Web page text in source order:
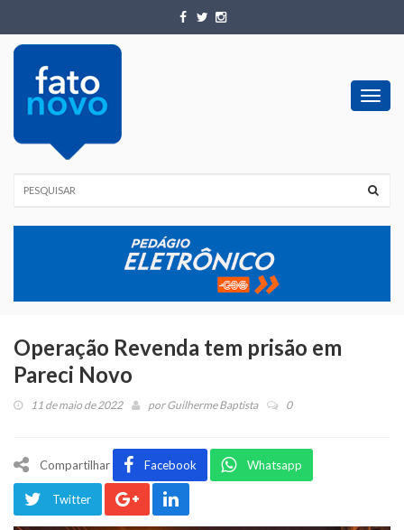
Operação Revenda tem prisão em
Pareci Novo
11 de maio de 2022 porGuilherme Baptista 0
Compartilhar Facebook Whatsapp
Twitter